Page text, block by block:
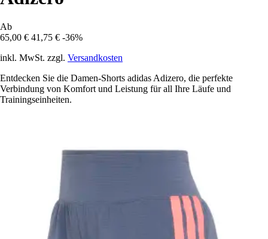
Ab
65,00 € 41,75 € -36%
inkl. MwSt. zzgl. Versandkosten
Entdecken Sie die Damen-Shorts adidas Adizero, die perfekte
Verbindung von Komfort und Leistung für all Ihre Läufe und
Trainingseinheiten.